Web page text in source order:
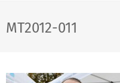
MT2012-011